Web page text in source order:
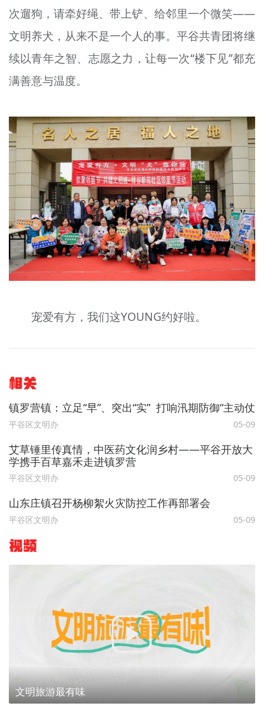
次遛狗，请牵好绳、带上铲、给邻里一个微笑——
文明养犬，从来不是一个人的事。平谷共青团将继
续以青年之智、志愿之力，让每一次“楼下见”都充
满善意与温度。
宠爱有方，我们这YOUNG约好啦。
相关
镇罗营镇：立足“早”、突出“实” 打响汛期防御“主动仗
平谷区文明办 05-09
艾草锤里传真情，中医药文化润乡村——平谷开放大
学携手百草嘉禾走进镇罗营
平谷区文明办 05-09
山东庄镇召开杨柳絮火灾防控工作再部署会
平谷区文明办 05-09
视频
文明旅游最有味